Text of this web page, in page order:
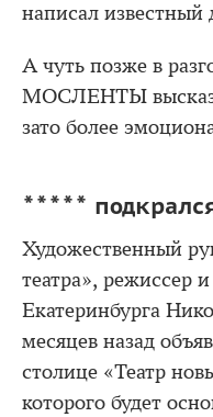
написал известный
А чуть позже в
МОСЛЕНТЫ
зато более
*****
Художественный
театра», режиссер
Екатеринбурга
месяцев назад
столице «Театр
которого будет